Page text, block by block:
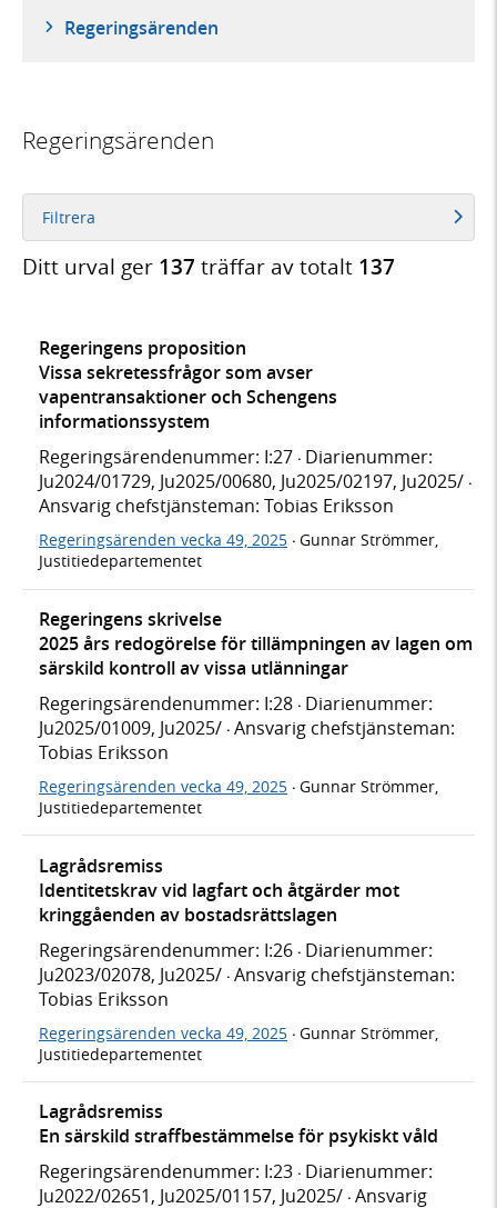
Regeringsärenden
Regeringsärenden
Filtrera
Ditt urval ger 137 träffar av totalt 137
Regeringens proposition
Vissa sekretessfrågor som avser
vapentransaktioner och Schengens
informationssystem
Regeringsärendenummer: I:27 · Diarienummer:
Ju2024/01729, Ju2025/00680, Ju2025/02197, Ju2025/ ·
Ansvarig chefstjänsteman: Tobias Eriksson
Regeringsärenden vecka 49, 2025 · Gunnar Strömmer,
Justitiedepartementet
Regeringens skrivelse
2025 års redogörelse för tillämpningen av lagen om
särskild kontroll av vissa utlänningar
Regeringsärendenummer: I:28 · Diarienummer:
Ju2025/01009, Ju2025/ · Ansvarig chefstjänsteman:
Tobias Eriksson
Regeringsärenden vecka 49, 2025 · Gunnar Strömmer,
Justitiedepartementet
Lagrådsremiss
Identitetskrav vid lagfart och åtgärder mot
kringgåenden av bostadsrättslagen
Regeringsärendenummer: I:26 · Diarienummer:
Ju2023/02078, Ju2025/ · Ansvarig chefstjänsteman:
Tobias Eriksson
Regeringsärenden vecka 49, 2025 · Gunnar Strömmer,
Justitiedepartementet
Lagrådsremiss
En särskild straffbestämmelse för psykiskt våld
Regeringsärendenummer: I:23 · Diarienummer:
Ju2022/02651, Ju2025/01157, Ju2025/ · Ansvarig